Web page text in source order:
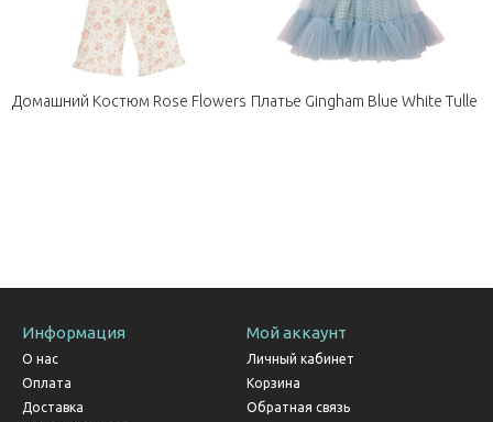
Домашний Костюм Rose Flowers Платье Gingham Blue White Tulle
Информация
О нас
Оплата
Доставка
Мой аккаунт
Личный кабинет
Корзина
Обратная связь